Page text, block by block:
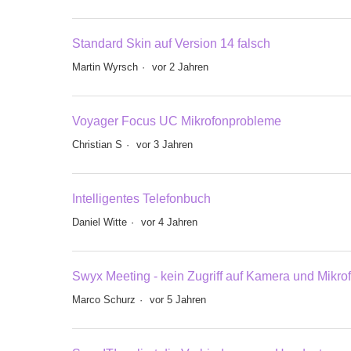
Standard Skin auf Version 14 falsch
Martin Wyrsch vor 2 Jahren
Voyager Focus UC Mikrofonprobleme
Christian S vor 3 Jahren
Intelligentes Telefonbuch
Daniel Witte vor 4 Jahren
Swyx Meeting - kein Zugriff auf Kamera und
Marco Schurz vor 5 Jahren